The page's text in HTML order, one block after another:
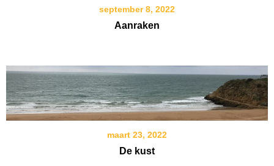
september 8, 2022
Aanraken
maart 23, 2022
De kust